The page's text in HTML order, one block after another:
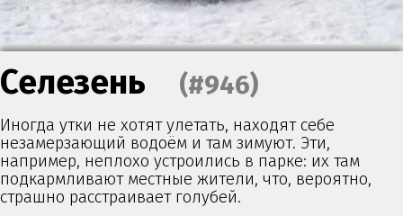
Селезень (#946)
Иногда утки не хотят улетать, находят себе
незамерзающий водоём и там зимуют. Эти,
например, неплохо устроились в парке: их там
подкармливают местные жители, что, вероятно,
страшно расстраивает голубей.